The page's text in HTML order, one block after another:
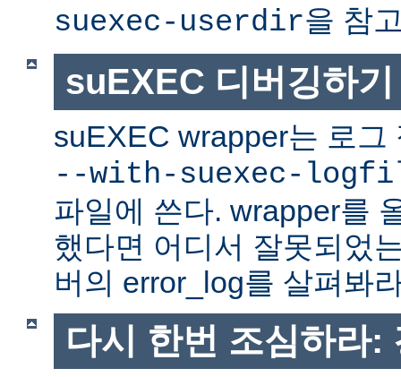
suexec-userdir을 참
suEXEC 디버깅하기
suEXEC wrapper는 로그
--with-suexec-
파일에 쓴다. wrapper를
했다면 어디서 잘못되었
버의 error_log를 살펴봐
다시 한번 조심하라: